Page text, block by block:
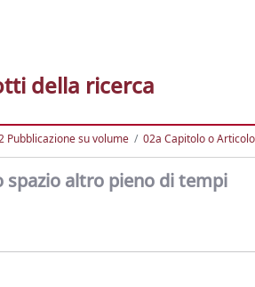
della ricerca
Pubblicazione su volume 02a Capitolo o Articolo
spazio altro pieno di tempi